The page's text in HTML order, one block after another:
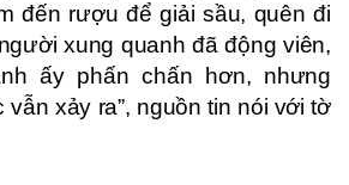
đến rượu để giải sầu, quên đi
xung quanh đã động viên,
ấy phấn chấn hơn, nhưng
vẫn xảy ra”, nguồn tin nói với tờ